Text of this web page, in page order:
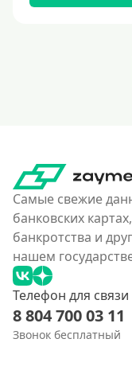
Самые свежие
банковских
банкротства и
нашем
Телефон для связи
8 804 700 03 11
Звонок бесплатный